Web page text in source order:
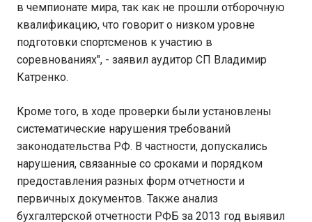
в чемпионате мира, так как не прошли отборочную
квалификацию, что говорит о низком уровне
подготовки спортсменов к участию в
соревнованиях", - заявил аудитор СП Владимир
Катренко.
Кроме того, в ходе проверки были установлены
систематические нарушения требований
законодательства РФ. В частности, допускались
нарушения, связанные со сроками и порядком
предоставления разных форм отчетности и
первичных документов. Также анализ
бухгалтерской отчетности РФБ за 2013 год выявил